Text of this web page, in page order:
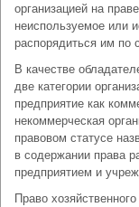
организацией на
неиспользуемое или
распорядиться им по
В качестве
две категории
предприятие как
некоммерческая
правовом статусе
в содержании права
предприятием и
Право